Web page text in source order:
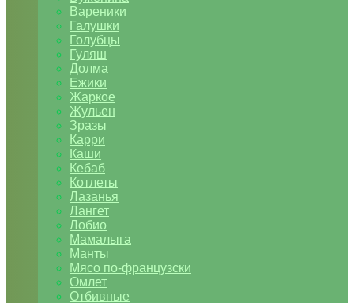
Вареники
Галушки
Голубцы
Гуляш
Долма
Ежики
Жаркое
Жульен
Зразы
Карри
Каши
Кебаб
Котлеты
Лазанья
Лангет
Лобио
Мамалыга
Манты
Мясо по-французски
Омлет
Отбивные